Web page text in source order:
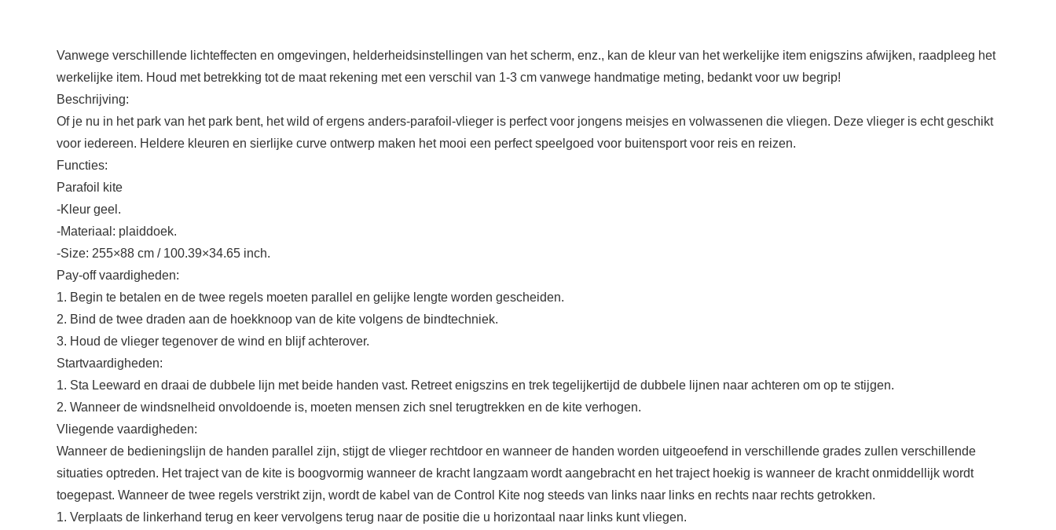
Vanwege verschillende lichteffecten en omgevingen, helderheidsinstellingen van het scherm, enz., kan de kleur van het werkelijke item enigszins afwijken, raadpleeg het
werkelijke item. Houd met betrekking tot de maat rekening met een verschil van 1-3 cm vanwege handmatige meting, bedankt voor uw begrip!
Beschrijving:
Of je nu in het park van het park bent, het wild of ergens anders-parafoil-vlieger is perfect voor jongens meisjes en volwassenen die vliegen. Deze vlieger is echt geschikt
voor iedereen. Heldere kleuren en sierlijke curve ontwerp maken het mooi een perfect speelgoed voor buitensport voor reis en reizen.
Functies:
Parafoil kite
-Kleur geel.
-Materiaal: plaiddoek.
-Size: 255×88 cm / 100.39×34.65 inch.
Pay-off vaardigheden:
1. Begin te betalen en de twee regels moeten parallel en gelijke lengte worden gescheiden.
2. Bind de twee draden aan de hoekknoop van de kite volgens de bindtechniek.
3. Houd de vlieger tegenover de wind en blijf achterover.
Startvaardigheden:
1. Sta Leeward en draai de dubbele lijn met beide handen vast. Retreet enigszins en trek tegelijkertijd de dubbele lijnen naar achteren om op te stijgen.
2. Wanneer de windsnelheid onvoldoende is, moeten mensen zich snel terugtrekken en de kite verhogen.
Vliegende vaardigheden:
Wanneer de bedieningslijn de handen parallel zijn, stijgt de vlieger rechtdoor en wanneer de handen worden uitgeoefend in verschillende grades zullen verschillende
situaties optreden. Het traject van de kite is boogvormig wanneer de kracht langzaam wordt aangebracht en het traject hoekig is wanneer de kracht onmiddellijk wordt
toegepast. Wanneer de twee regels verstrikt zijn, wordt de kabel van de Control Kite nog steeds van links naar links en rechts naar rechts getrokken.
1. Verplaats de linkerhand terug en keer vervolgens terug naar de positie die u horizontaal naar links kunt vliegen.